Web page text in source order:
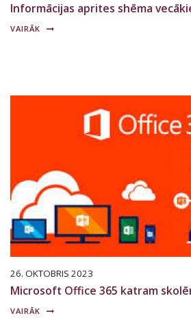
Informācijas aprites shēma
VAIRĀK
26. OKTOBRIS 2023
Microsoft Office 365 katram
VAIRĀK